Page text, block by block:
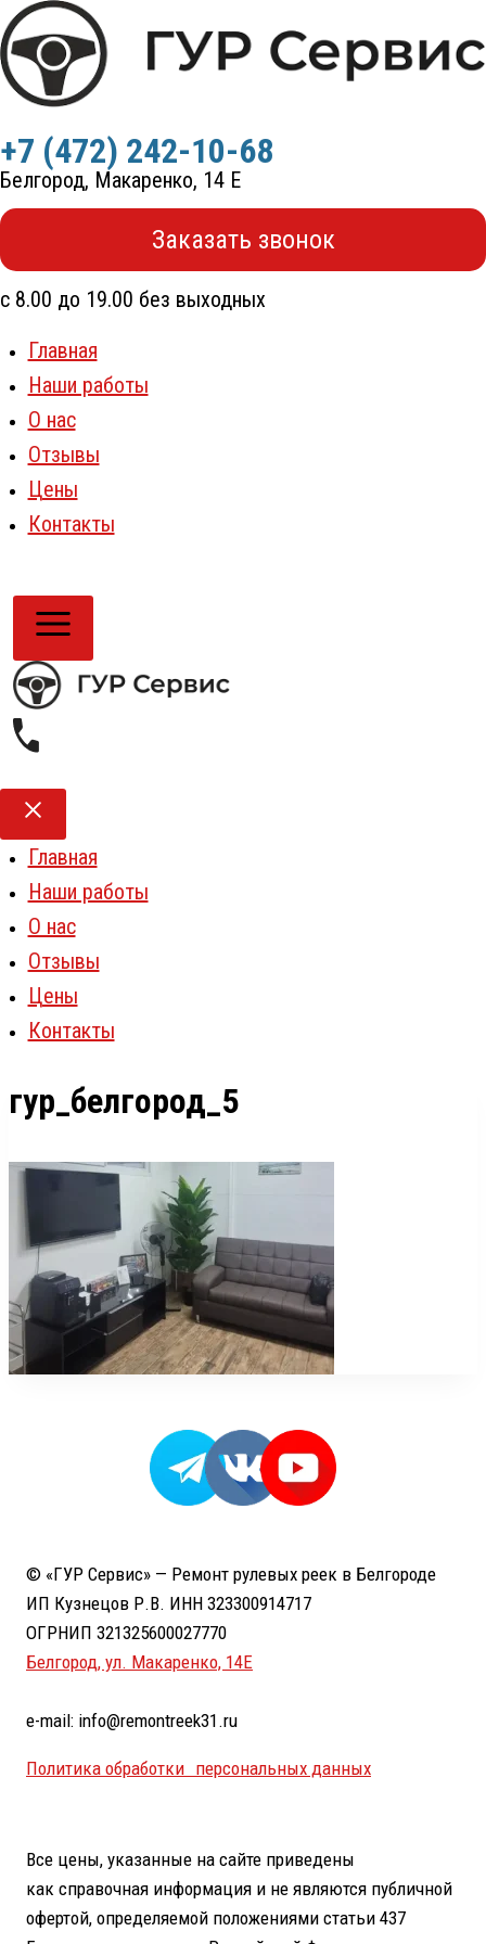
Перейти
к
содержимому
+7 (472) 242-10-68
Белгород, Макаренко, 14 Е
Заказать звонок
с 8.00 до 19.00 без выходных
Главная
Наши работы
О нас
Отзывы
Цены
Контакты
Главная
Наши работы
О нас
Отзывы
Цены
Контакты
гур_белгород_5
© «ГУР Сервис» — Ремонт рулевых реек в Белгороде
ИП Кузнецов Р.В. ИНН 323300914717
ОГРНИП 321325600027770
Белгород, ул. Макаренко, 14Е
e-mail: info@remontreek31.ru
Политика обработки персональных данных
Все цены, указанные на сайте приведены
как справочная информация и не являются публичной
офертой, определяемой положениями статьи 437